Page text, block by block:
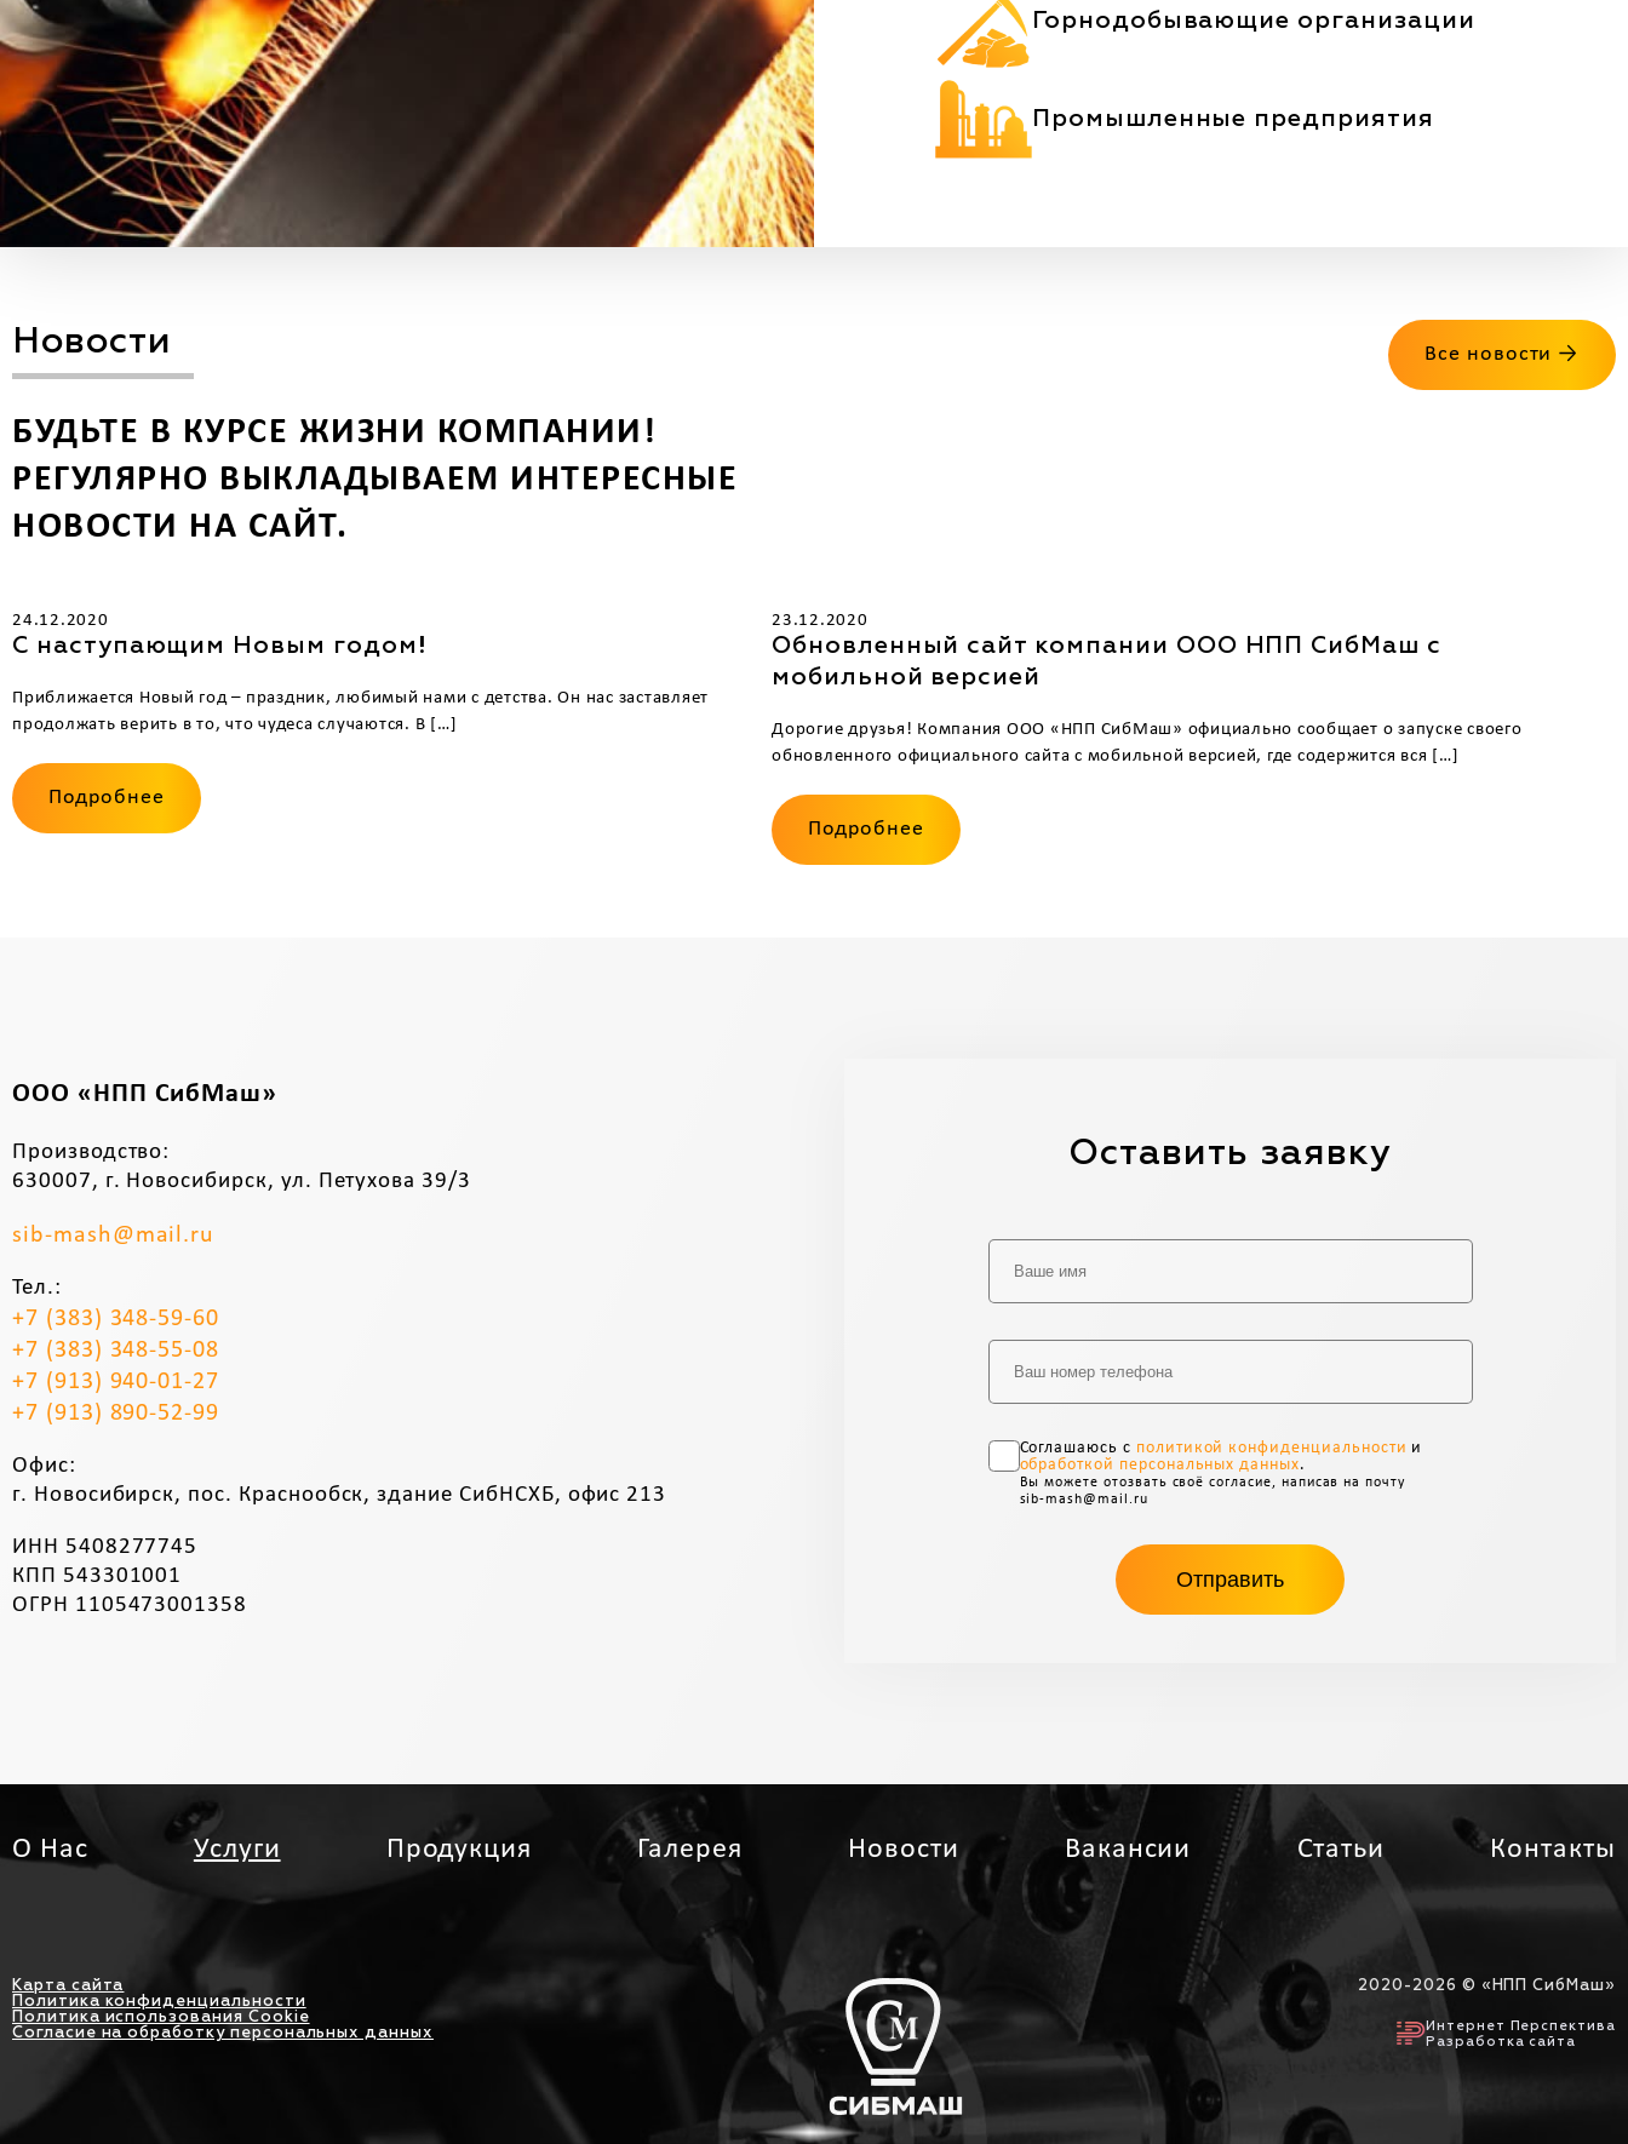
Горнодобывающие организации
Промышленные предприятия
Новости Все новости →
БУДЬТЕ В КУРСЕ ЖИЗНИ КОМПАНИИ!
РЕГУЛЯРНО ВЫКЛАДЫВАЕМ ИНТЕРЕСНЫЕ
НОВОСТИ НА САЙТ.
24.12.2020
С наступающим Новым годом!
Приближается Новый год – праздник, любимый нами с детства. Он нас заставляет
продолжать верить в то, что чудеса случаются. В […]
Подробнее
23.12.2020
Обновленный сайт компании ООО НПП СибМаш с
мобильной версией
Дорогие друзья! Компания ООО «НПП СибМаш» официально сообщает о запуске своего
обновленного официального сайта с мобильной версией, где содержится вся […]
Подробнее
ООО «НПП СибМаш»
Производство:
630007, г. Новосибирск, ул. Петухова 39/3
sib-mash@mail.ru
Тел.:
+7 (383) 348-59-60
+7 (383) 348-55-08
+7 (913) 940-01-27
+7 (913) 890-52-99
Офис:
г. Новосибирск, пос. Краснообск, здание СибНСХБ, офис 213
ИНН 5408277745
КПП 543301001
ОГРН 1105473001358
Оставить заявку
Соглашаюсь с политикой конфиденциальности и
обработкой персональных данных.
Вы можете отозвать своё согласие, написав на почту
sib-mash@mail.ru
О Нас Услуги Продукция Галерея Новости Вакансии Статьи Контакты
Карта сайта
Политика конфиденциальности
Политика использования Cookie
Согласие на обработку персональных данных
2020- 2026 © «НПП СибМаш»
Интернет Перспектива
Разработка сайта